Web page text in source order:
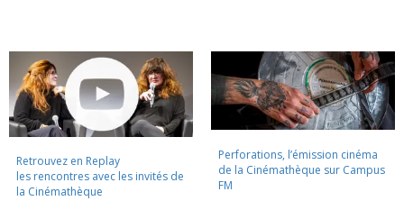
Retrouvez en Replay
les rencontres avec les invités de
la Cinémathèque
Perforations, l’émission cinéma
de la Cinémathèque sur Campus
FM